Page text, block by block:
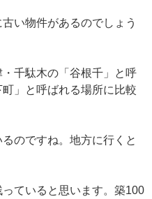
い物件があるのでしょう
千駄木の「谷根千」と呼
」と呼ばれる場所に比較
のですね。地方に行くと
ていると思います。築100